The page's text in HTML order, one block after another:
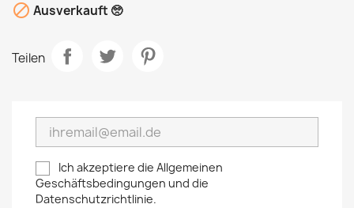
 Ausverkauft 🥺
Teilen
Ich akzeptiere die Allgemeinen
Geschäftsbedingungen und die
Datenschutzrichtlinie.